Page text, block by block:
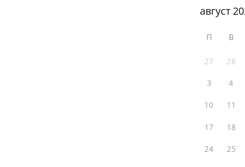
П В
27 28
3 4
10 11
17 18
24 25